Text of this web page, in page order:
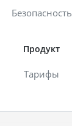
Безопасность
Продукт
Тарифы